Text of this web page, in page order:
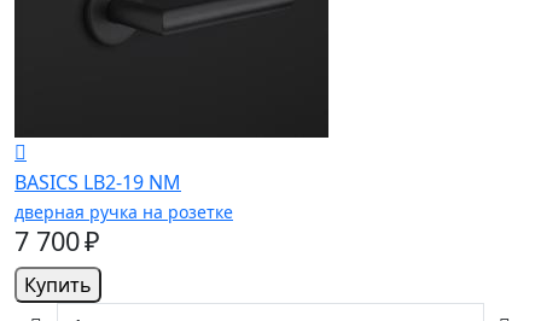
BASICS LB2-19 NM
дверная ручка на розетке
7 700 ₽
Купить